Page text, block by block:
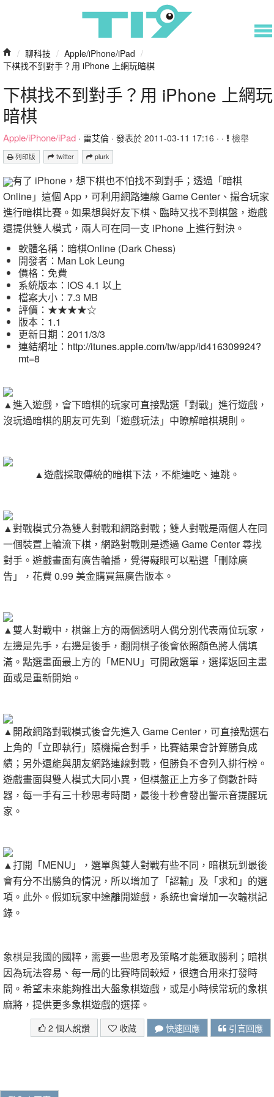
/ 聊科技 / Apple/iPhone/iPad /
下棋找不到對手？用 iPhone 上網玩暗棋
下棋找不到對手？用 iPhone 上網玩
暗棋
Apple/iPhone/iPad · 雷艾倫 · 發表於 2011-03-11 17:16 · · 檢舉
列印版 twitter plurk
有了 iPhone，想下棋也不怕找不到對手；透過「暗棋
Online」這個 App，可利用網路連線 Game Center、撮合玩家
進行暗棋比賽。如果想與好友下棋、臨時又找不到棋盤，遊戲
還提供雙人模式，兩人可在同一支 iPhone 上進行對決。
軟體名稱：暗棋Online (Dark Chess)
開發者：Man Lok Leung
價格：免費
系統版本：iOS 4.1 以上
檔案大小：7.3 MB
評價：★★★★☆
版本：1.1
更新日期：2011/3/3
連結網址： http://itunes.apple.com/tw/app/id416309924?
mt=8
▲進入遊戲，會下暗棋的玩家可直接點選「對戰」進行遊戲，
沒玩過暗棋的朋友可先到「遊戲玩法」中瞭解暗棋規則。
▲遊戲採取傳統的暗棋下法，不能連吃、連跳。
▲對戰模式分為雙人對戰和網路對戰；雙人對戰是兩個人在同
一個裝置上輪流下棋，網路對戰則是透過 Game Center 尋找
對手。遊戲畫面有廣告輪播，覺得礙眼可以點選「刪除廣
告」，花費 0.99 美金購買無廣告版本。
▲雙人對戰中，棋盤上方的兩個透明人偶分別代表兩位玩家，
左邊是先手，右邊是後手，翻開棋子後會依照顏色將人偶填
滿。點選畫面最上方的「MENU」可開啟選單，選擇返回主畫
面或是重新開始。
▲開啟網路對戰模式後會先進入 Game Center，可直接點選右
上角的「立即執行」隨機撮合對手，比賽結果會計算勝負成
績；另外還能與朋友網路連線對戰，但勝負不會列入排行榜。
遊戲畫面與雙人模式大同小異，但棋盤正上方多了倒數計時
器，每一手有三十秒思考時間，最後十秒會發出警示音提醒玩
家。
▲打開「MENU」，選單與雙人對戰有些不同，暗棋玩到最後
會有分不出勝負的情況，所以增加了「認輸」及「求和」的選
項。此外。假如玩家中途離開遊戲，系統也會增加一次輸棋記
錄。
象棋是我國的國粹，需要一些思考及策略才能獲取勝利；暗棋
因為玩法容易、每一局的比賽時間較短，很適合用來打發時
間。希望未來能夠推出大盤象棋遊戲，或是小時候常玩的象棋
麻將，提供更多象棋遊戲的選擇。
2 個人說讚 收藏 快速回應 引言回應